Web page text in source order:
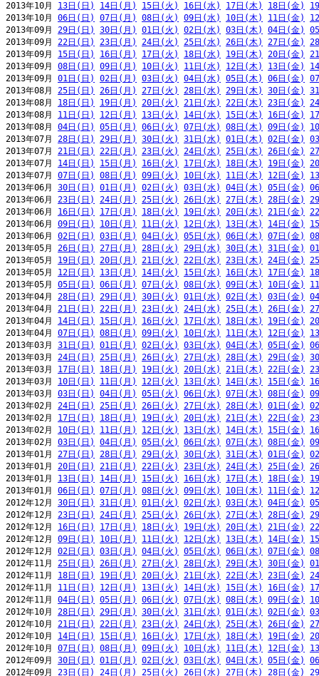
2013年10月 13日(日) 14日(月) 15日(火) 16日(水) 17日(木) 18日(金)
2013年10月 06日(日) 07日(月) 08日(火) 09日(水) 10日(木) 11日(金)
2013年09月 29日(日) 30日(月) 01日(火) 02日(水) 03日(木) 04日(金)
2013年09月 22日(日) 23日(月) 24日(火) 25日(水) 26日(木) 27日(金)
2013年09月 15日(日) 16日(月) 17日(火) 18日(水) 19日(木) 20日(金)
2013年09月 08日(日) 09日(月) 10日(火) 11日(水) 12日(木) 13日(金)
2013年09月 01日(日) 02日(月) 03日(火) 04日(水) 05日(木) 06日(金)
2013年08月 25日(日) 26日(月) 27日(火) 28日(水) 29日(木) 30日(金)
2013年08月 18日(日) 19日(月) 20日(火) 21日(水) 22日(木) 23日(金)
2013年08月 11日(日) 12日(月) 13日(火) 14日(水) 15日(木) 16日(金)
2013年08月 04日(日) 05日(月) 06日(火) 07日(水) 08日(木) 09日(金)
2013年07月 28日(日) 29日(月) 30日(火) 31日(水) 01日(木) 02日(金)
2013年07月 21日(日) 22日(月) 23日(火) 24日(水) 25日(木) 26日(金)
2013年07月 14日(日) 15日(月) 16日(火) 17日(水) 18日(木) 19日(金)
2013年07月 07日(日) 08日(月) 09日(火) 10日(水) 11日(木) 12日(金)
2013年06月 30日(日) 01日(月) 02日(火) 03日(水) 04日(木) 05日(金)
2013年06月 23日(日) 24日(月) 25日(火) 26日(水) 27日(木) 28日(金)
2013年06月 16日(日) 17日(月) 18日(火) 19日(水) 20日(木) 21日(金)
2013年06月 09日(日) 10日(月) 11日(火) 12日(水) 13日(木) 14日(金)
2013年06月 02日(日) 03日(月) 04日(火) 05日(水) 06日(木) 07日(金)
2013年05月 26日(日) 27日(月) 28日(火) 29日(水) 30日(木) 31日(金)
2013年05月 19日(日) 20日(月) 21日(火) 22日(水) 23日(木) 24日(金)
2013年05月 12日(日) 13日(月) 14日(火) 15日(水) 16日(木) 17日(金)
2013年05月 05日(日) 06日(月) 07日(火) 08日(水) 09日(木) 10日(金)
2013年04月 28日(日) 29日(月) 30日(火) 01日(水) 02日(木) 03日(金)
2013年04月 21日(日) 22日(月) 23日(火) 24日(水) 25日(木) 26日(金)
2013年04月 14日(日) 15日(月) 16日(火) 17日(水) 18日(木) 19日(金)
2013年04月 07日(日) 08日(月) 09日(火) 10日(水) 11日(木) 12日(金)
2013年03月 31日(日) 01日(月) 02日(火) 03日(水) 04日(木) 05日(金)
2013年03月 24日(日) 25日(月) 26日(火) 27日(水) 28日(木) 29日(金)
2013年03月 17日(日) 18日(月) 19日(火) 20日(水) 21日(木) 22日(金)
2013年03月 10日(日) 11日(月) 12日(火) 13日(水) 14日(木) 15日(金)
2013年03月 03日(日) 04日(月) 05日(火) 06日(水) 07日(木) 08日(金)
2013年02月 24日(日) 25日(月) 26日(火) 27日(水) 28日(木) 01日(金)
2013年02月 17日(日) 18日(月) 19日(火) 20日(水) 21日(木) 22日(金)
2013年02月 10日(日) 11日(月) 12日(火) 13日(水) 14日(木) 15日(金)
2013年02月 03日(日) 04日(月) 05日(火) 06日(水) 07日(木) 08日(金)
2013年01月 27日(日) 28日(月) 29日(火) 30日(水) 31日(木) 01日(金)
2013年01月 20日(日) 21日(月) 22日(火) 23日(水) 24日(木) 25日(金)
2013年01月 13日(日) 14日(月) 15日(火) 16日(水) 17日(木) 18日(金)
2013年01月 06日(日) 07日(月) 08日(火) 09日(水) 10日(木) 11日(金)
2012年12月 30日(日) 31日(月) 01日(火) 02日(水) 03日(木) 04日(金)
2012年12月 23日(日) 24日(月) 25日(火) 26日(水) 27日(木) 28日(金)
2012年12月 16日(日) 17日(月) 18日(火) 19日(水) 20日(木) 21日(金)
2012年12月 09日(日) 10日(月) 11日(火) 12日(水) 13日(木) 14日(金)
2012年12月 02日(日) 03日(月) 04日(火) 05日(水) 06日(木) 07日(金)
2012年11月 25日(日) 26日(月) 27日(火) 28日(水) 29日(木) 30日(金)
2012年11月 18日(日) 19日(月) 20日(火) 21日(水) 22日(木) 23日(金)
2012年11月 11日(日) 12日(月) 13日(火) 14日(水) 15日(木) 16日(金)
2012年11月 04日(日) 05日(月) 06日(火) 07日(水) 08日(木) 09日(金)
2012年10月 28日(日) 29日(月) 30日(火) 31日(水) 01日(木) 02日(金)
2012年10月 21日(日) 22日(月) 23日(火) 24日(水) 25日(木) 26日(金)
2012年10月 14日(日) 15日(月) 16日(火) 17日(水) 18日(木) 19日(金)
2012年10月 07日(日) 08日(月) 09日(火) 10日(水) 11日(木) 12日(金)
2012年09月 30日(日) 01日(月) 02日(火) 03日(水) 04日(木) 05日(金)
2012年09月 23日(日) 24日(月) 25日(火) 26日(水) 27日(木) 28日(金)